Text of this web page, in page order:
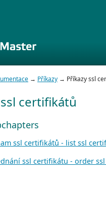
→ Příkazy → Příkazy ssl
certifikátů
ssl certifikátů - list ssl
ssl certifikátu - order